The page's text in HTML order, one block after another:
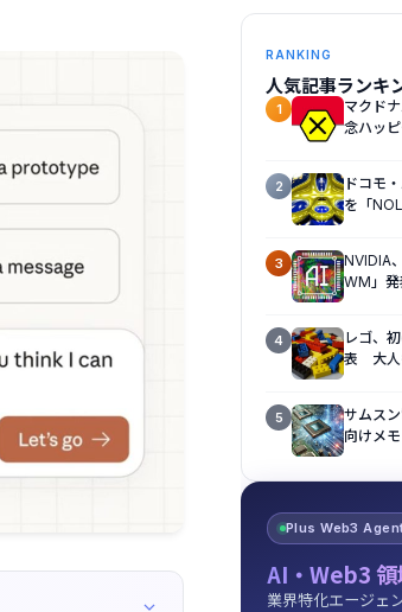
RANKING
人気記事ランキ
1
マクド
念ハッ
2
ドコモ
を「
3
NVIDIA
WM」
4
レゴ、
表 大人
5
サムス
向けメ
Plus Web3
AI・Web3
業界特化エージェ